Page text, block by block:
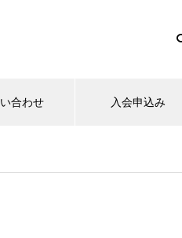
合わせ 入会申込み